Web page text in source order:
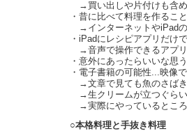
→買い出しや片付けも含
・昔に比べて料理を作るこ
→インターネットやiPad
・iPadにレシピアプリだけ
→音声で操作できるアプ
・意外にあったらいいな思
・電子書籍の可能性...映像
→文章で見ても魚のさば
→生クリームが立つぐら
→実際にやっているところ
○本格料理と手抜き料理